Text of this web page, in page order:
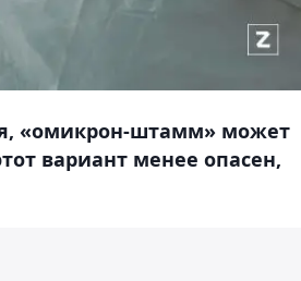
«омикрон-штамм» может
вариант менее опасен,